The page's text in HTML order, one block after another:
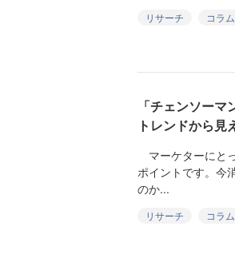
リサーチ
コラム
「チェンソー
トレンドから見
マーケターにと
ポイントです。今
のか...
リサーチ
コラム